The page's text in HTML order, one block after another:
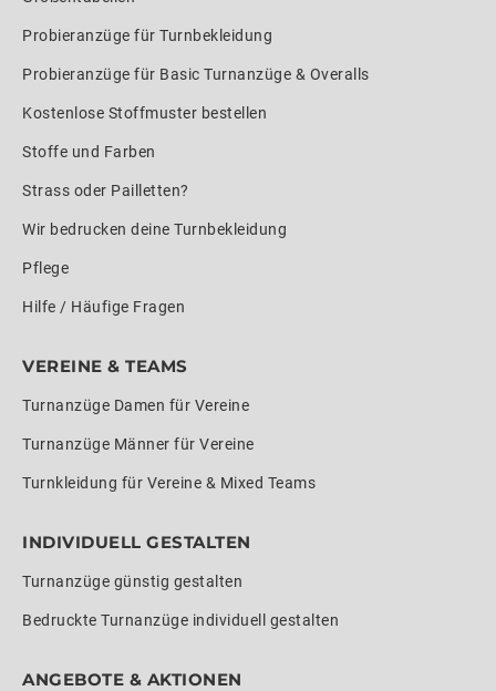
Probieranzüge für Turnbekleidung
Probieranzüge für Basic Turnanzüge & Overalls
Kostenlose Stoffmuster bestellen
Stoffe und Farben
Strass oder Pailletten?
Wir bedrucken deine Turnbekleidung
Pflege
Hilfe / Häufige Fragen
VEREINE & TEAMS
Turnanzüge Damen für Vereine
Turnanzüge Männer für Vereine
Turnkleidung für Vereine & Mixed Teams
INDIVIDUELL GESTALTEN
Turnanzüge günstig gestalten
Bedruckte Turnanzüge individuell gestalten
ANGEBOTE & AKTIONEN